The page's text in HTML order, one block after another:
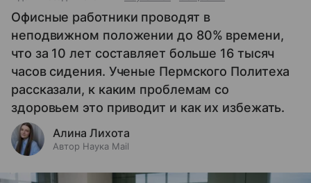
Офисные работники проводят в
неподвижном положении до 80% времени,
что за 10 лет составляет больше 16 тысяч
часов сидения. Ученые Пермского Политеха
рассказали, к каким проблемам со
здоровьем это приводит и как их избежать.
Алина Лихота
Автор Наука Mail